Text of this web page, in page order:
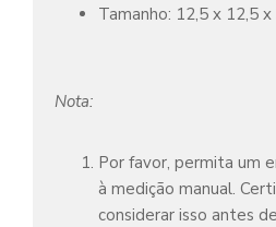
Tamanho: 12,5 x 12,5 x
Nota:
Por favor, permita um
à medição manual.
considerar isso antes